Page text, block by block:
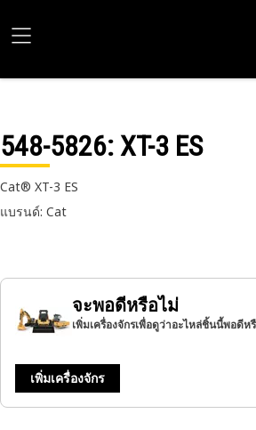
548-5826: XT-3 ES
Cat® XT-3 ES
แบรนด์: Cat
จะพอดีหรือไม่
เพิ่มเครื่องจักรเพื่อดูว่าอะไหล่ชิ้นนี้พอดี
เพิ่มเครื่องจักร